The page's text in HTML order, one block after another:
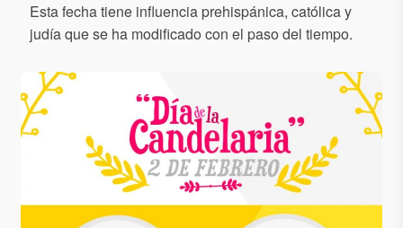
Esta fecha tiene influencia prehispánica, católica y
judía que se ha modificado con el paso del tiempo.